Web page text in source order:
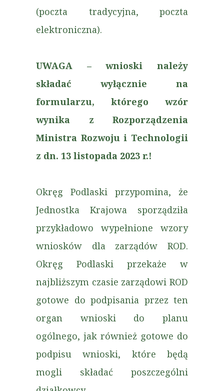
(poczta tradycyjna, poczta
elektroniczna).
UWAGA – wnioski należy
składać wyłącznie na
formularzu, którego wzór
wynika z Rozporządzenia
Ministra Rozwoju i Technologii
z dn. 13 listopada 2023 r.!
Okręg Podlaski przypomina, że
Jednostka Krajowa sporządziła
przykładowo wypełnione wzory
wniosków dla zarządów ROD.
Okręg Podlaski przekaże w
najbliższym czasie zarządowi ROD
gotowe do podpisania przez ten
organ wnioski do planu
ogólnego, jak również gotowe do
podpisu wnioski, które będą
mogli składać poszczególni